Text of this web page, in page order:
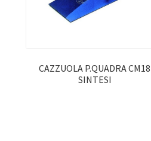
CAZZUOLA P.QUADRA CM18
SINTESI